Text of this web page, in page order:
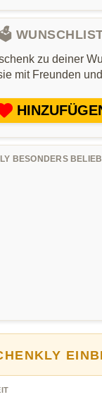
zu deiner
mit Freunden
BESONDERS